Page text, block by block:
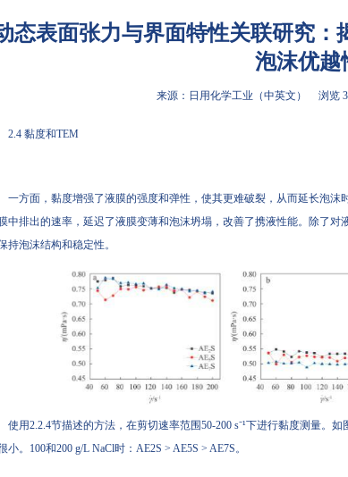
态表面张力与界面特性关联研究：
泡沫优越
来源：日用化学工业（中英文） 浏览
2.4 黏度和TEM
一方面，黏度增强了液膜的强度和弹性，使其更难破裂，从而延长泡
中排出的速率，延迟了液膜变薄和泡沫坍塌，改善了携液性能。除了对
持泡沫结构和稳定性。
使用2.2.4节描述的方法，在剪切速率范围50-200 s⁻¹下进行黏度测量。
小。100和200 g/L NaCl时：AE2S > AE5S > AE7S。